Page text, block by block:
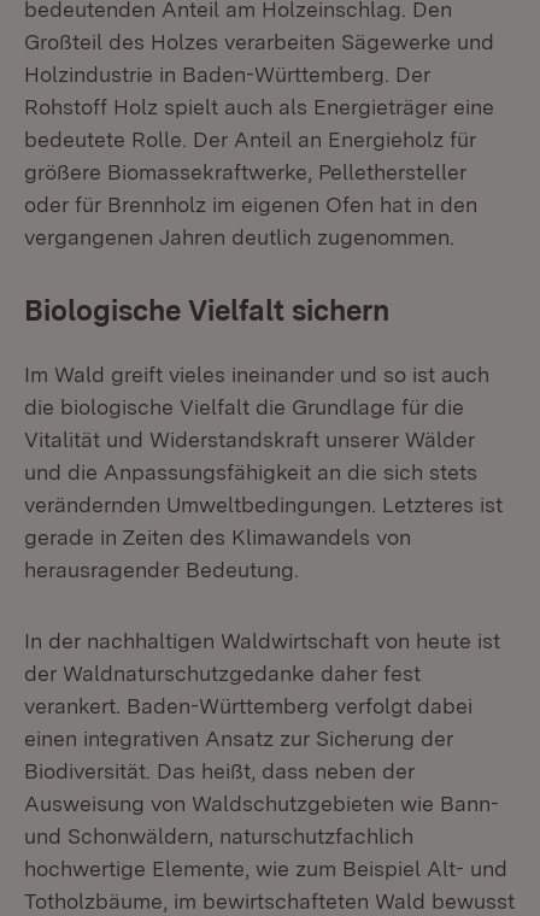
bedeutenden Anteil am Holzeinschlag. Den
Großteil des Holzes verarbeiten Sägewerke und
Holzindustrie in Baden-Württemberg. Der
Rohstoff Holz spielt auch als Energieträger eine
bedeutete Rolle. Der Anteil an Energieholz für
größere Biomassekraftwerke, Pellethersteller
oder für Brennholz im eigenen Ofen hat in den
vergangenen Jahren deutlich zugenommen.
Biologische Vielfalt sichern
Im Wald greift vieles ineinander und so ist auch
die biologische Vielfalt die Grundlage für die
Vitalität und Widerstandskraft unserer Wälder
und die Anpassungsfähigkeit an die sich stets
verändernden Umweltbedingungen. Letzteres ist
gerade in Zeiten des Klimawandels von
herausragender Bedeutung.
In der nachhaltigen Waldwirtschaft von heute ist
der Waldnaturschutzgedanke daher fest
verankert. Baden-Württemberg verfolgt dabei
einen integrativen Ansatz zur Sicherung der
Biodiversität. Das heißt, dass neben der
Ausweisung von Waldschutzgebieten wie Bann-
und Schonwäldern, naturschutzfachlich
hochwertige Elemente, wie zum Beispiel Alt- und
Totholzbäume, im bewirtschafteten Wald bewusst